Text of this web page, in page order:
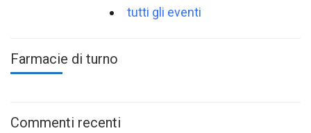
tutti gli eventi
Farmacie di turno
Commenti recenti